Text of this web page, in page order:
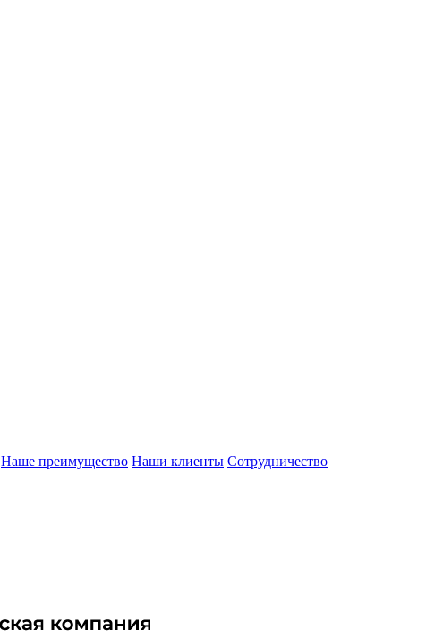
Наше преимущество Наши клиенты Сотрудничество